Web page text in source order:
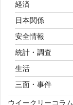
経済
日本関係
安全情報
統計・調査
生活
三面・事件
ウイークリーコラム